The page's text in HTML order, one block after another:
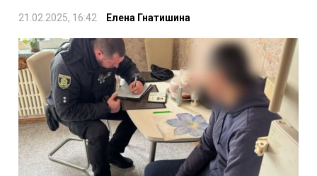
21.02.2025, 16:42 Елена Гнатишина